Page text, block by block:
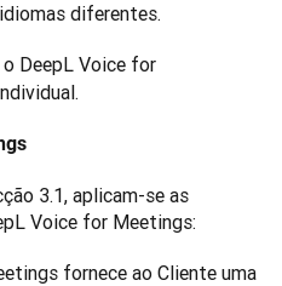
diferentes.
DeepL Voice for
3.1, aplicam-se as
Voice for Meetings:
fornece ao Cliente uma